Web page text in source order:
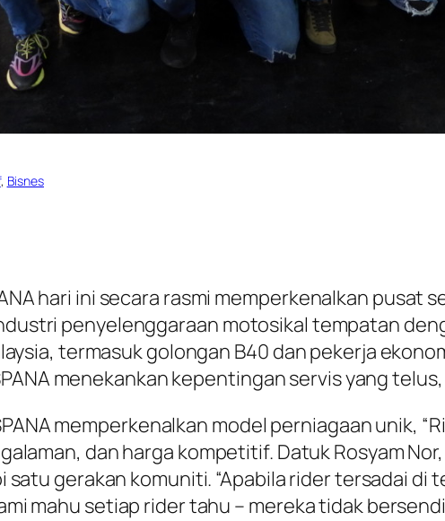
, Bisnes
hari ini secara rasmi memperkenalkan
penyelenggaraan motosikal tempatan
termasuk golongan B40 dan pekerja
menekankan kepentingan servis yang
memperkenalkan model perniagaan unik,
dan harga kompetitif. Datuk Rosyam
gerakan komuniti. “Apabila rider tersadai di
mahu setiap rider tahu – mereka tidak